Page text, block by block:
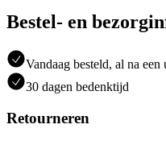
Bestel- en
Vandaag besteld, al na
30 dagen bedenktijd
Retourneren